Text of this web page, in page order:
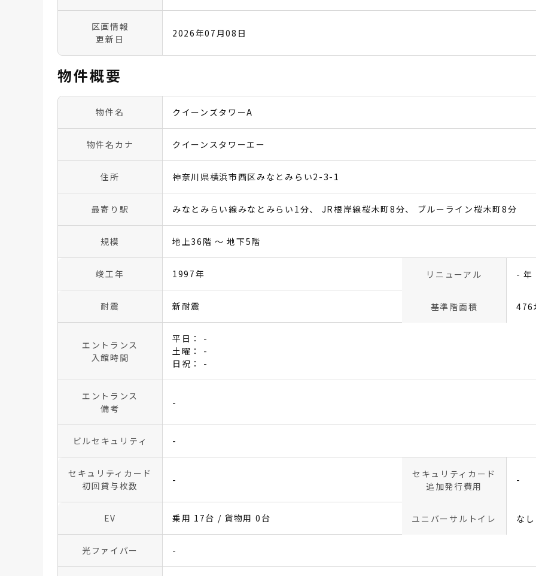
区画情報
更新日
2026年07月08日
物件概要
物件名 クイーンズタワーA
物件名カナ クイーンスタワーエー
住所 神奈川県横浜市西区みなとみらい2-3-1
最寄り駅 みなとみらい線みなとみらい1分 JR根岸線桜木町8分 ブルーライン桜木町8分
規模 地上36階 〜 地下5階
竣工年 1997年 リニューアル - 年
耐震 新耐震 基準階面積 476
エントランス
入館時間
平日： -
土曜： -
日祝： -
エントランス
備考
-
ビルセキュリティ -
セキュリティカード
初回貸与枚数
-
セキュリティカード
追加発行費用
-
EV 乗用 17台 / 貨物用 0台 ユニバーサルトイレ なし
光ファイバー -